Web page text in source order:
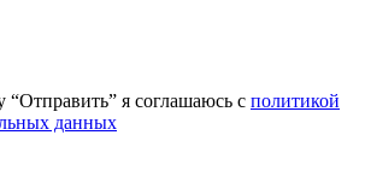
я соглашаюсь с политикой
данных